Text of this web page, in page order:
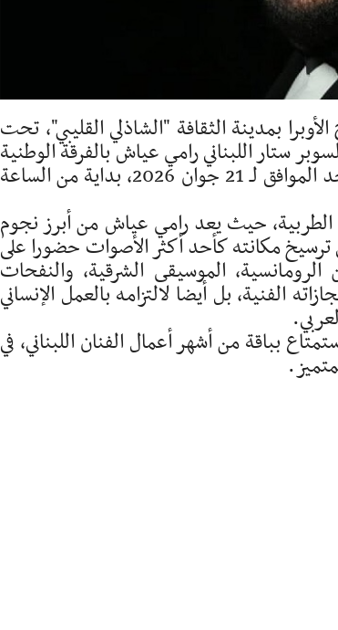
بمدينة الثقافة "الشاذلي القليبي"، تحت
ستار اللبناني رامي عياش بالفرقة الوطنية
للموسيقى، بقيادة المايسترو يوسف بالهاني، وذلك يوم الأحد الموافق لـ 21 جوان 2026، بداية من الساعة
الطربية، حيث يعد رامي عياش من أبرز نجوم
ترسيخ مكانته كأحد أكثر الأصوات حضورا على
الموسيقى الشرقية، والنفحات
الفنية، بل أيضا لالتزامه بالعمل الإنساني
بباقة من أشهر أعمال الفنان اللبناني، في